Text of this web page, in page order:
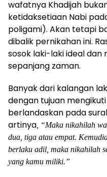
wafatnya Khadijah
ketidaksetiaan Nabi
poligami). Akan tetapi
dibalik pernikahan ini.
sosok laki-laki ideal dan
sepanjang zaman.
Banyak dari kalangan
dengan tujuan mengikuti
berlandaskan pada
artinya , “Maka nikahilah
dua, tiga atau empat.
berlaku adil, maka nikahilah
yang kamu miliki.”